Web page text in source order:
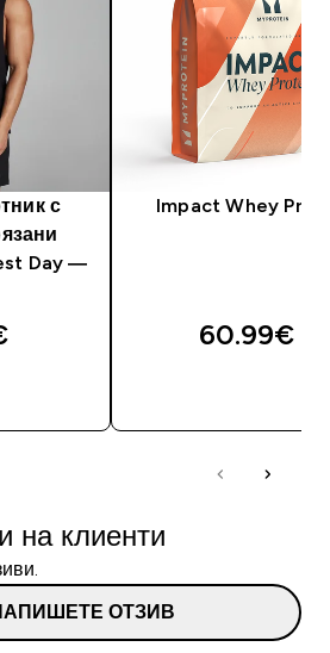
с
Day —
Impact Whey
60.99€‎
на клиенти
ОТЗИВ